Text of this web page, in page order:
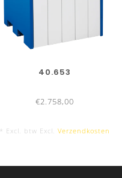
40.653
€2.758,00
* Excl. btw Excl. Verzendkosten